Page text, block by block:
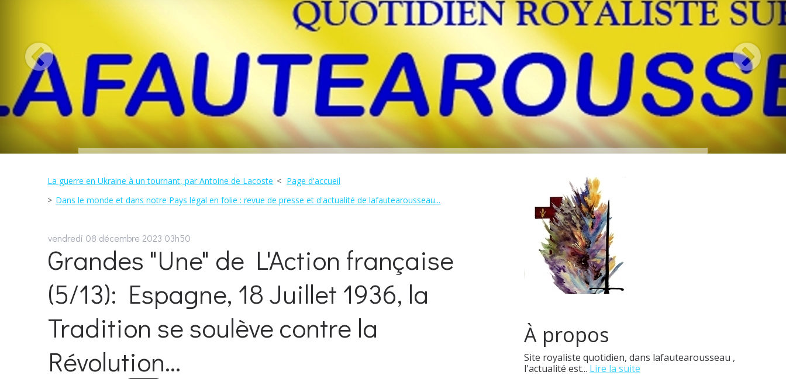
La guerre en Ukraine à un tournant, par Antoine de Lacoste
Page d'accueil
Dans le monde et dans notre Pays légal en folie : revue de presse et d'actualité de lafautearousseau...
vendredi 08 décembre 2023 03h50
Grandes "Une" de L'Action française
(5/13): Espagne, 18 Juillet 1936, la
Tradition se soulève contre la
Révolution...
À propos
Site royaliste quotidien, dans lafautearousseau ,
l'actualité est... Lire la suite